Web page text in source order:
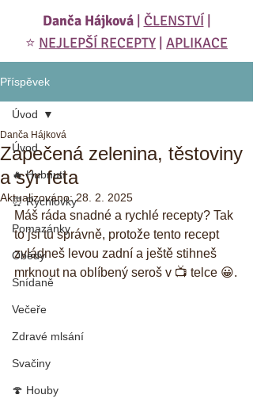
Danča Hájková| ČLENSTVÍ
⭐️ NEJLEPŠÍ RECEPTY APLIKACE
Příspěvek
Úvod
🔥 Hubnutí
⏰ Rychlovky
Pomazánky
Obědy
Snídaně
Večeře
Zdravé mlsání
Svačiny
🍄 Houby
Úvod
Zapečená zelenina, těstoviny
a sýr feta
Danča Hájková
Aktualizováno:28. 2. 2025
Máš ráda snadné a rychlé recepty? Tak
to jsi tu správně, protože tento recept
zvládneš levou zadní a ještě stihneš
mrknout na oblíbený seroš v 📺 telce 😀.